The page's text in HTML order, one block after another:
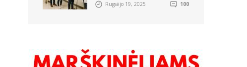
Rugsėjo 19, 2025 100